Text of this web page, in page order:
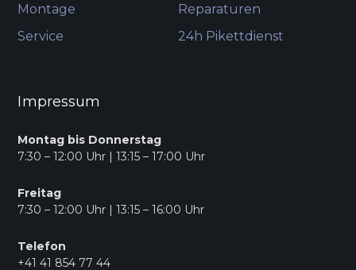
Montage
Reparaturen
Service
24h Pikettdienst
Impressum
Montag bis Donnerstag
7:30 – 12:00 Uhr | 13:15 – 17:00 Uhr
Freitag
7:30 – 12:00 Uhr | 13:15 – 16:00 Uhr
Telefon
+41 41 854 77 44